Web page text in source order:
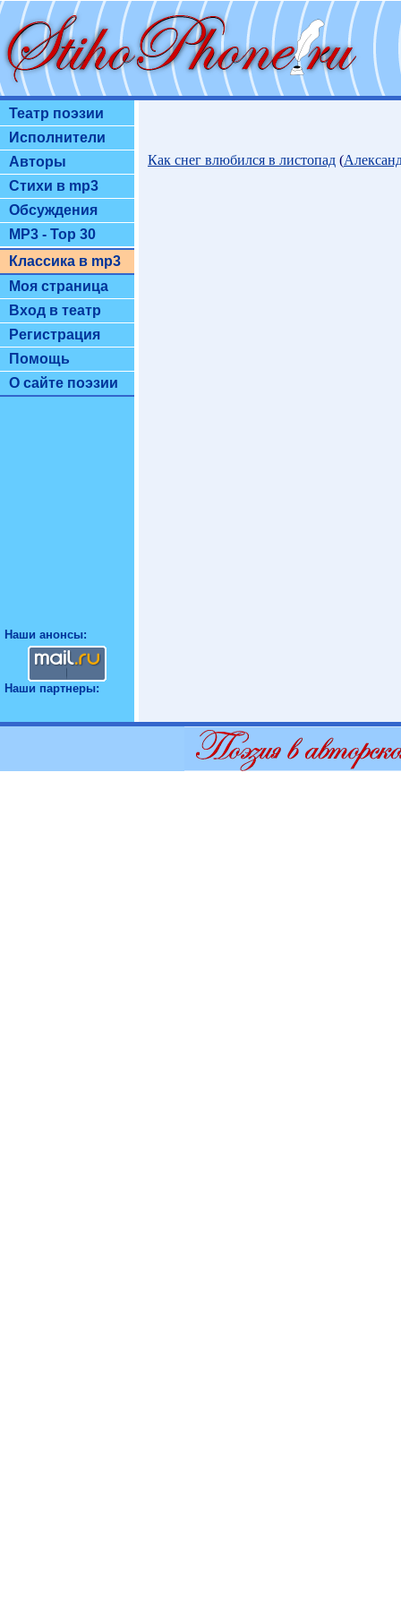
Театр поэзии
Исполнители
Авторы
Стихи в mp3
Обсуждения
MP3 - Top 30
Классика в mp3
Моя страница
Вход в театр
Регистрация
Помощь
О сайте поэзии
Наши анонсы:
Наши партнеры:
Как снег влюбился в листопад (